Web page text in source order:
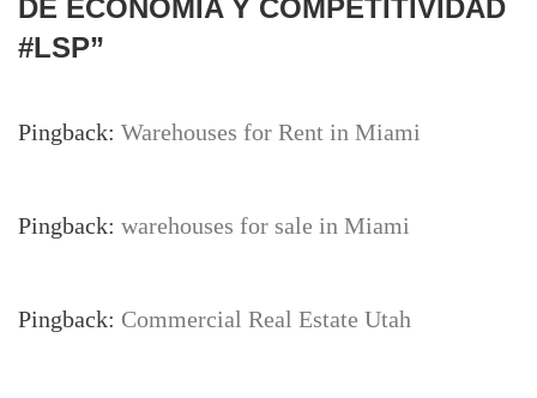
DE ECONOMÍA Y COMPETITIVIDAD
#LSP”
Pingback: Warehouses for Rent in Miami
Pingback: warehouses for sale in Miami
Pingback: Commercial Real Estate Utah